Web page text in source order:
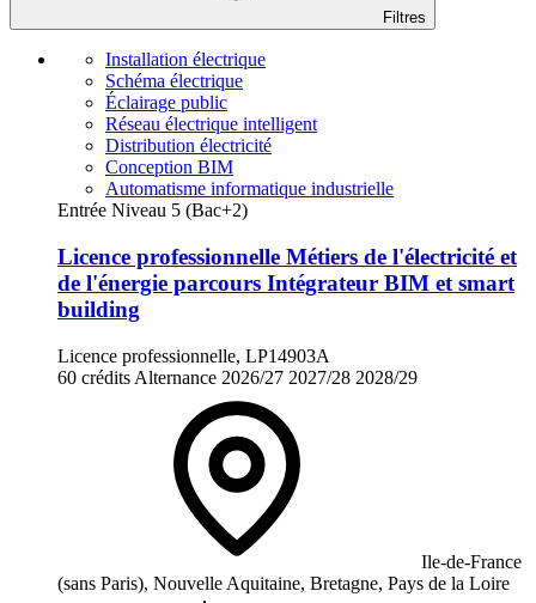
Filtres
Installation électrique
Schéma électrique
Éclairage public
Réseau électrique intelligent
Distribution électricité
Conception BIM
Automatisme informatique industrielle
Entrée Niveau 5 (Bac+2)
Licence professionnelle Métiers de l'électricité et
de l'énergie parcours Intégrateur BIM et smart
building
Licence professionnelle, LP14903A
60 crédits Alternance 2026/27 2027/28 2028/29
Ile-de-France
(sans Paris), Nouvelle Aquitaine, Bretagne, Pays de la Loire